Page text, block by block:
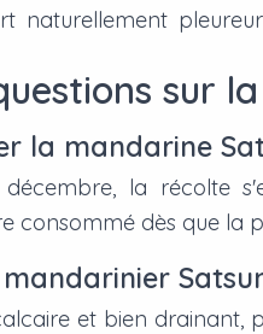
naturellement
sur
la mandarine
la récolte
consommé dès que la
et bien drainant,